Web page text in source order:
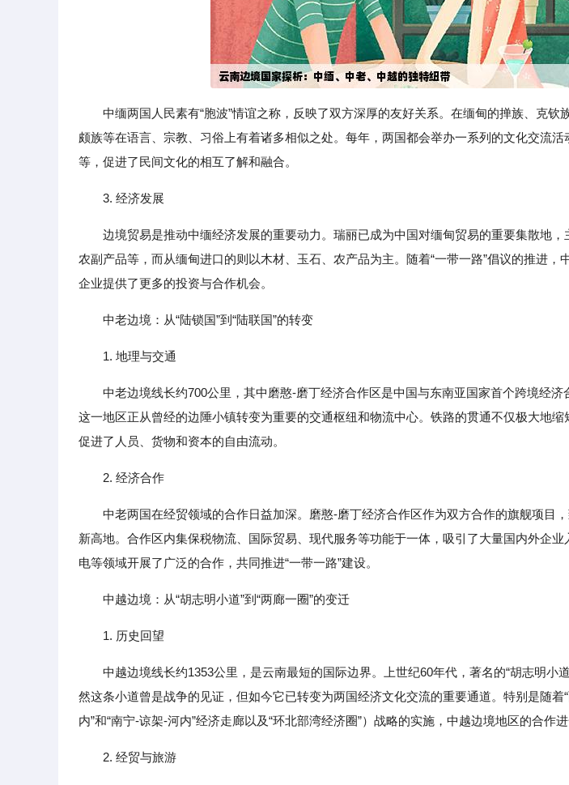
中缅两国人民素有“胞波”情谊之称，反映了双方深厚的友好关系。在缅甸的掸族、克钦
颇族等在语言、宗教、习俗上有着诸多相似之处。每年，两国都会举办一系列的文化交流
等，促进了民间文化的相互了解和融合。
3. 经济发展
边境贸易是推动中缅经济发展的重要动力。瑞丽已成为中国对缅甸贸易的重要集散地，
农副产品等，而从缅甸进口的则以木材、玉石、农产品为主。随着“一带一路”倡议的推进，
企业提供了更多的投资与合作机会。
中老边境：从“陆锁国”到“陆联国”的转变
1. 地理与交通
中老边境线长约700公里，其中磨憨-磨丁经济合作区是中国与东南亚国家首个跨境经济
这一地区正从曾经的边陲小镇转变为重要的交通枢纽和物流中心。铁路的贯通不仅极大地
促进了人员、货物和资本的自由流动。
2. 经济合作
中老两国在经贸领域的合作日益加深。磨憨-磨丁经济合作区作为双方合作的旗舰项目
新高地。合作区内集保税物流、国际贸易、现代服务等功能于一体，吸引了大量国内外企
电等领域开展了广泛的合作，共同推进“一带一路”建设。
中越边境：从“胡志明小道”到“两廊一圈”的变迁
1. 历史回望
中越边境线长约1353公里，是云南最短的国际边界。上世纪60年代，著名的“胡志明小
然这条小道曾是战争的见证，但如今它已转变为两国经济文化交流的重要通道。特别是随着
内”和“南宁-谅架-河内”经济走廊以及“环北部湾经济圈”）战略的实施，中越边境地区的合作进
2. 经贸与旅游